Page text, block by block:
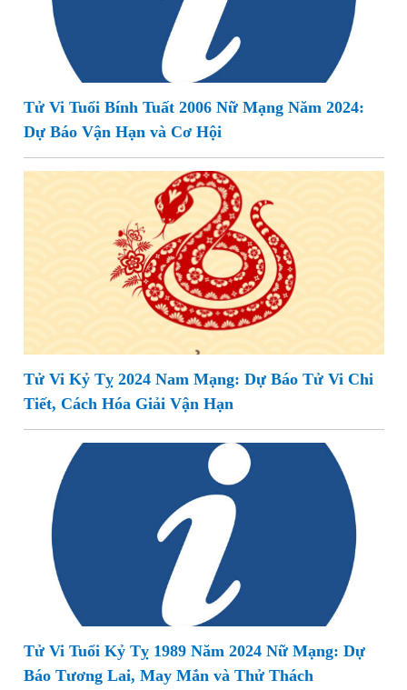
Tử Vi Tuổi Bính Tuất 2006 Nữ Mạng Năm 2024:
Dự Báo Vận Hạn và Cơ Hội
Tử Vi Kỷ Tỵ 2024 Nam Mạng: Dự Báo Tử Vi Chi
Tiết, Cách Hóa Giải Vận Hạn
Tử Vi Tuổi Kỷ Tỵ 1989 Năm 2024 Nữ Mạng: Dự
Báo Tương Lai, May Mắn và Thử Thách